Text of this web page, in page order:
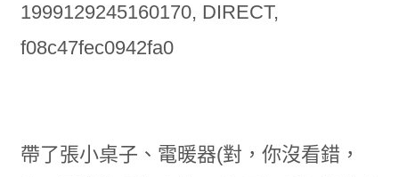
1999129245160170, DIRECT,
f08c47fec0942fa0
帶了張小桌子、電暖器(對，你沒看錯，